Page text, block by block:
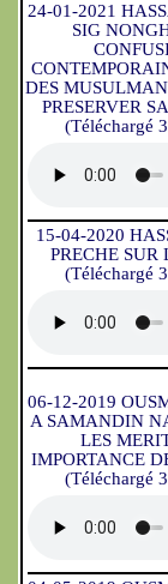
24-01-2021
SIG
DES
PRESERVER
(Téléchargé
15-04-2020
PRECHE SUR
(Téléchargé
06-12-2019
A SAMANDIN
LES
IMPORTANCE
(Téléchargé